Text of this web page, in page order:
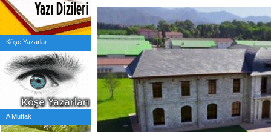
Köşe Yazarları
A Mutfak